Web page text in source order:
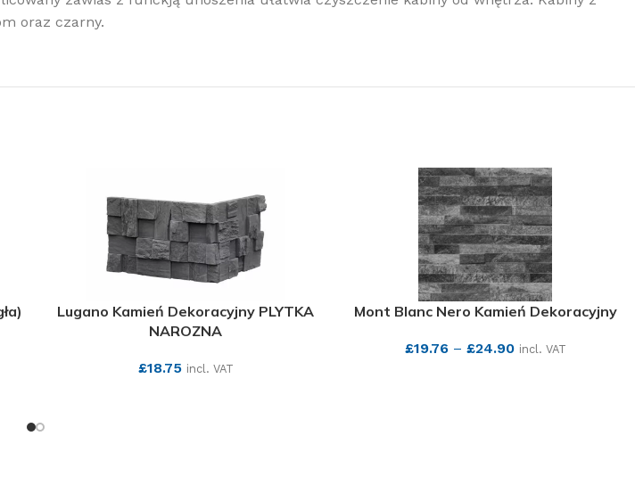
oraz czarny.
Lugano Kamień Dekoracyjny PLYTKA
NAROZNA
£18.75 incl. VAT
Mont Blanc Nero Kamień Dekoracyjny
£19.76– £24.90 incl. VAT